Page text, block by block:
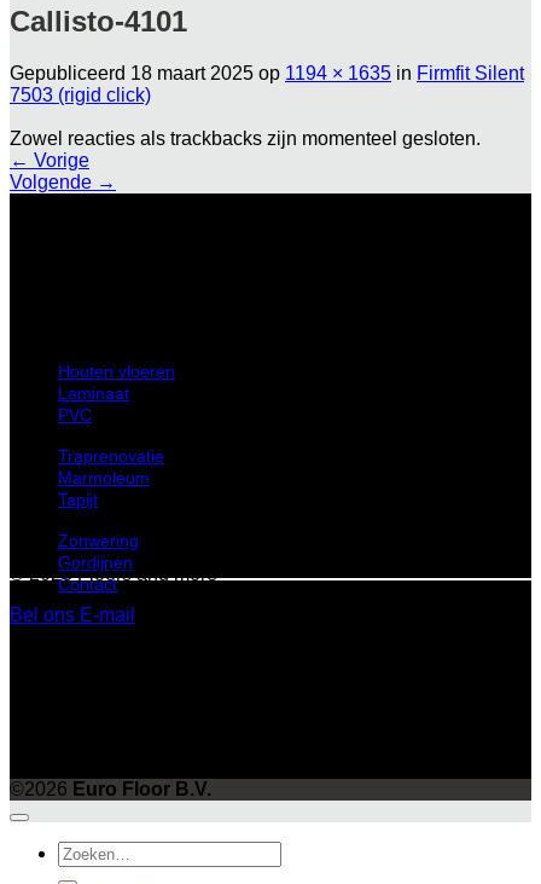
Callisto-4101
Gepubliceerd 18 maart 2025 op 1194 × 1635 in Firmfit Silent
7503 (rigid click)
Zowel reacties als trackbacks zijn momenteel gesloten.
← Vorige
Volgende →
Houten vloeren
Laminaat
PVC
Traprenovatie
Marmoleum
Tapijt
Zonwering
Gordijnen
Contact
© 2023 Floors and more
Bel ons E-mail
©2026 Euro Floor B.V.
Zoeken
naar: